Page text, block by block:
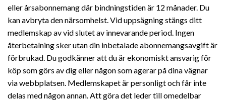
eller årsabonnemang där bindningstiden är 12 månader. Du
kan avbryta den närsomhelst. Vid uppsägning stängs ditt
medlemskap av vid slutet av innevarande period. Ingen
återbetalning sker utan din inbetalade abonnemangsavgift är
förbrukad. Du godkänner att du är ekonomiskt ansvarig för
köp som görs av dig eller någon som agerar på dina vägnar
via webbplatsen. Medlemskapet är personligt och får inte
delas med någon annan. Att göra det leder till omedelbar